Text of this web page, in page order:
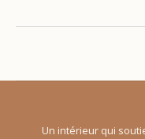
coque
comprisUn intérieur qui